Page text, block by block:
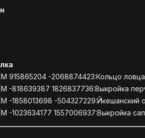
915865204 -2068874423:Кольцо
-818639387 1826837736:Выкройка
-1858013698 -504327229:Йкешанский
-1023634177 1557006937:Выкройка